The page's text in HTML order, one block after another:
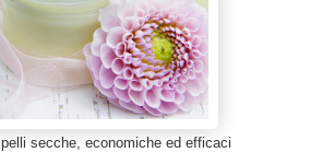
secche, economiche ed efficaci